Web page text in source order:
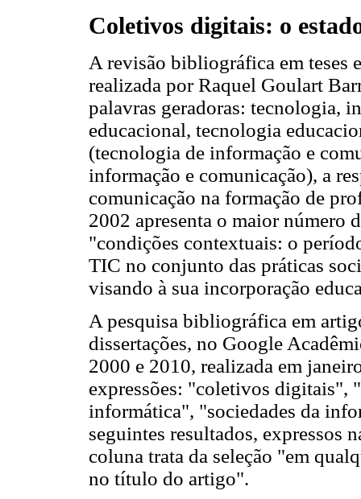
Coletivos digitais: o
A revisão bibliográfica em teses
realizada por Raquel Goulart
palavras geradoras: tecnologia,
educacional, tecnologia
(tecnologia de informação e
informação e comunicação), a
comunicação na formação de
2002 apresenta o maior número
"condições contextuais: o
TIC no conjunto das práticas
visando à sua incorporação
A pesquisa bibliográfica em
dissertações, no Google
2000 e 2010, realizada em
expressões: "coletivos digitais",
informática", "sociedades da
seguintes resultados, expressos
coluna trata da seleção "em
no título do artigo".